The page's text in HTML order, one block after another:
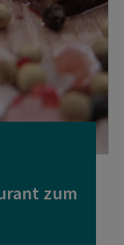
zum